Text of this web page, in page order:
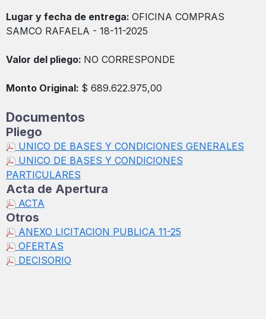
Lugar y fecha de entrega: OFICINA COMPRAS
SAMCO RAFAELA - 18-11-2025
Valor del pliego: NO CORRESPONDE
Monto Original: $ 689.622.975,00
Documentos
Pliego
UNICO DE BASES Y CONDICIONES GENERALES
UNICO DE BASES Y CONDICIONES
PARTICULARES
Acta de Apertura
ACTA
Otros
ANEXO LICITACION PUBLICA 11-25
OFERTAS
DECISORIO